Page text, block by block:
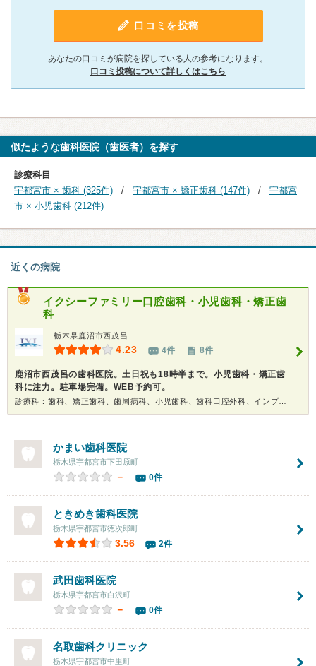
口コミを投稿
あなたの口コミが病院を探している人の参考になります。
口コミ投稿について詳しくはこちら
似たような歯科医院（歯医者）を探す
診療科目
宇都宮市 × 歯科 (325件)
宇都宮市 × 矯正歯科 (147件)
宇都宮
市 × 小児歯科 (212件)
近くの病院
イクシーファミリー口腔歯科・小児歯科・矯正歯
科
栃木県鹿沼市西茂呂
4.23 4件 8件
鹿沼市西茂呂の歯科医院。土日祝も18時半まで。小児歯科・矯正歯
科に注力。駐車場完備。WEB予約可。
診療科：歯科、矯正歯科、歯周病科、小児歯科、歯科口腔外科、インプラント、ホワイトニング
かまい歯科医院
栃木県宇都宮市下田原町
－ 0件
ときめき歯科医院
栃木県宇都宮市徳次郎町
3.56 2件
武田歯科医院
栃木県宇都宮市白沢町
－ 0件
名取歯科クリニック
栃木県宇都宮市中里町